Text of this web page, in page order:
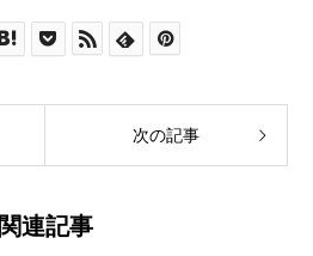
次の記事
関連記事